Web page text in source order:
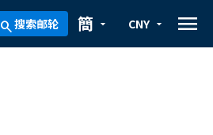
search搜索邮轮 arrow_drop_down
簡 arrow_drop_down
CNY menu